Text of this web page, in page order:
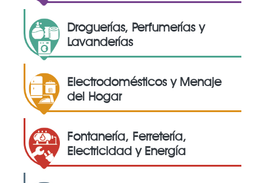
Droguerías, Perfumerías y
Lavanderías
Electrodomésticos y Menaje
del Hogar
Fontanería, Ferretería,
Electricidad y Energía